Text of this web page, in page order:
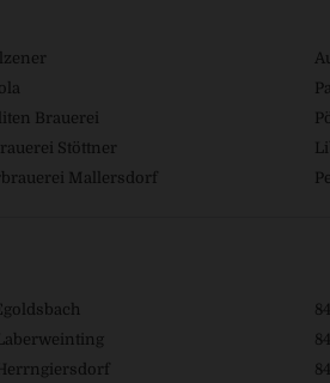
Brauerei
Stöttner
Mallersdorf